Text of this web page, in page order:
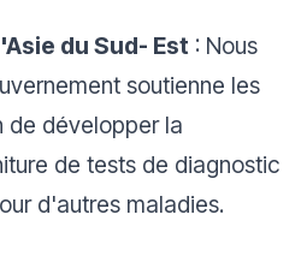
du Sud- Est : Nous
soutienne les
de développer la
de tests de diagnostic
d'autres maladies.